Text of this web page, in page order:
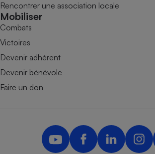
Rencontrer une association locale
Mobiliser
Combats
Victoires
Devenir adhérent
Devenir bénévole
Faire un don